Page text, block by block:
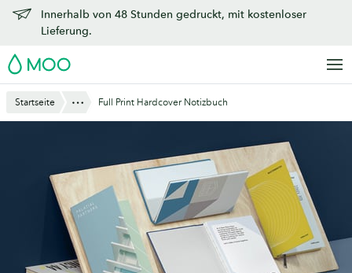
Zu
Hauptinhalt
Innerhalb von 48 Stunden gedruckt, mit kostenloser
Lieferung.
MOO
Startseite Anzeigen
Full Print Hardcover Notizbuch